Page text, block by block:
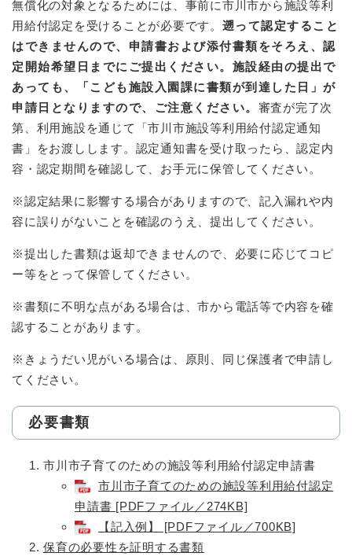
無償化の対象となるためには、事前に市川市から施設等利
用給付認定を受けることが必要です。 遡って認定すること
はできませんので、申請書および添付書類をそろえ、認
定開始希望日までにご提出ください。施設経由の提出で
あっても、「こども施設入園課に書類が到達した日」が
申請日となりますので、ご注意ください。 審査が完了次
第、利用施設を通じて「市川市施設等利用給付認定通知
書」をお渡しします。認定通知書を受け取ったら、認定内
容・認定期間を確認して、お手元に保管してください。
※認定結果に影響する場合がありますので、記入漏れや内
容に誤りがないことを確認のうえ、提出してください。
※提出した書類は返却できませんので、必要に応じてコピ
ー等をとって保管してください。
※書類に不明な点がある場合は、市から電話等で内容を確
認することがあります。
※きょうだい児がいる場合は、原則、同じ保護者で申請し
てください。
必要書類
市川市子育てのための施設等利用給付認定申請書
市川市子育てのための施設等利用給付認定
申請書 [PDFファイル／274KB]
【記入例】 [PDFファイル／700KB]
保育の必要性を証明する書類